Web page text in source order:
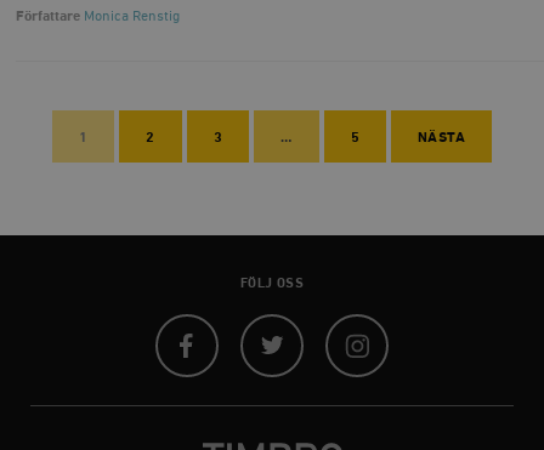
Författare Monica Renstig
1 2 3 … 5 NÄSTA
FÖLJ OSS